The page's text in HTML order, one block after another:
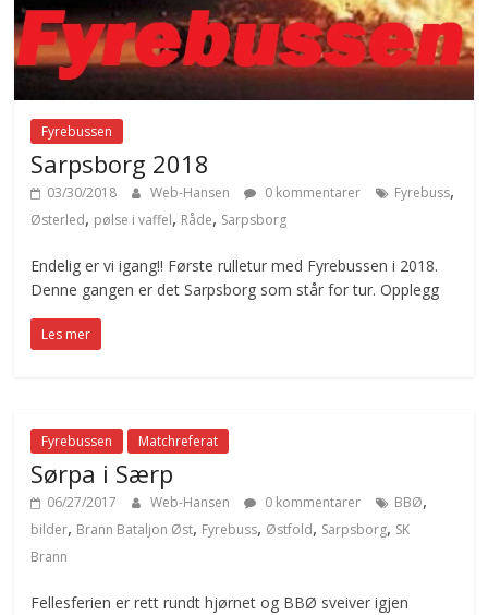
Fyrebussen
Sarpsborg 2018
03/30/2018 Web-Hansen 0 kommentarer Fyrebuss,
Østerled, pølse i vaffel, Råde, Sarpsborg
Endelig er vi igang!! Første rulletur med Fyrebussen i 2018.
Denne gangen er det Sarpsborg som står for tur. Opplegg
Les mer
Fyrebussen Matchreferat
Sørpa i Særp
06/27/2017 Web-Hansen 0 kommentarer BBØ,
bilder, Brann Bataljon Øst, Fyrebuss, Østfold, Sarpsborg, SK
Brann
Fellesferien er rett rundt hjørnet og BBØ sveiver igjen